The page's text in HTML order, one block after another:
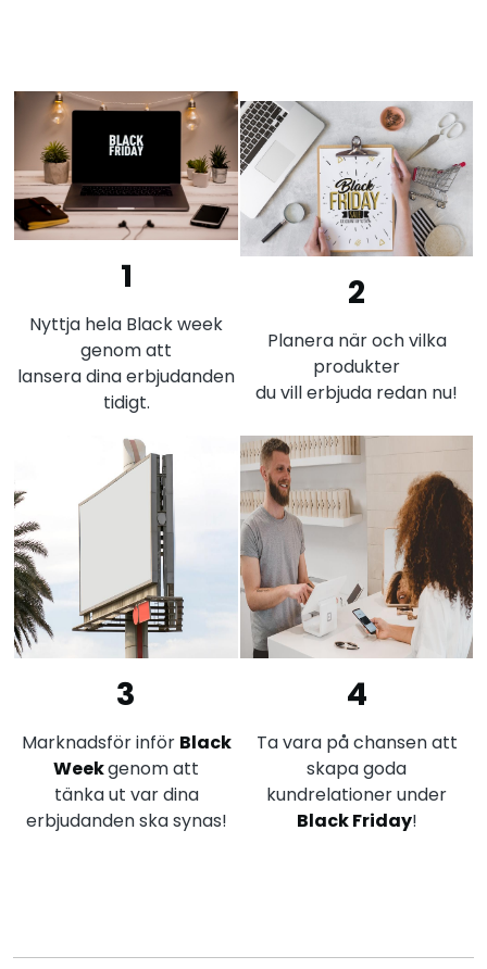
1
Nyttja hela Black week
genom att
lansera dina erbjudanden
tidigt.
2
Planera när och vilka
produkter
du vill erbjuda redan nu!
3
Marknadsför inför Black
Weekgenom att
tänka ut var dina
erbjudanden ska synas!
4
Ta vara på chansen att
skapa goda
kundrelationer under
Black Friday!